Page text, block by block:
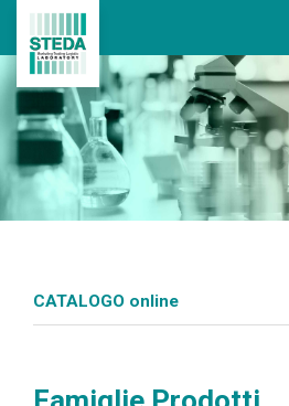
content
CATALOGO online